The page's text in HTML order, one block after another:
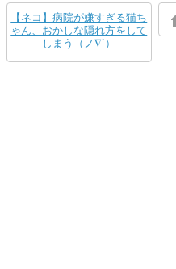
【ネコ】病院が嫌すぎる猫ち
ゃん、おかしな隠れ方をして
しまう（ノ∇`）